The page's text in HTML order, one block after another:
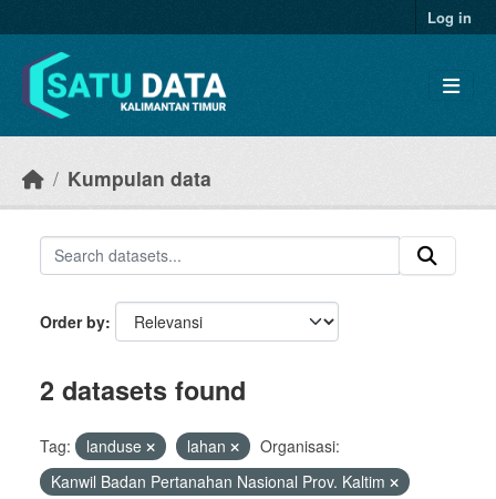
Log in
Kumpulan data
Order by
2 datasets found
Tag: landuse lahan
Organisasi:
Kanwil Badan Pertanahan Nasional Prov. Kaltim